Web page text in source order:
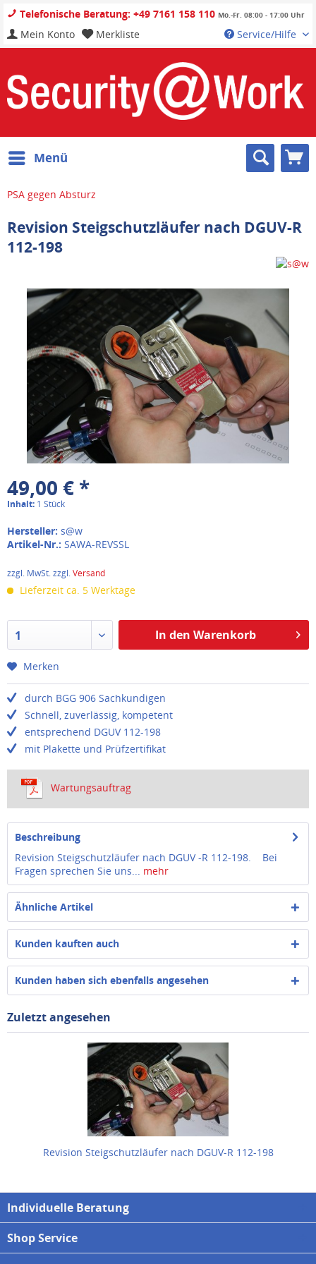
Telefonische Beratung: +49 7161 158 110 Mo.-Fr. 08:00 - 17:00 Uhr
Service/Hilfe
Mein Konto Merkliste
Menü
PSA gegen Absturz
Revision Steigschutzläufer nach DGUV-R
112-198
49,00 € *
Inhalt: 1 Stück
Hersteller: s@w
Artikel-Nr.: SAWA-REVSSL
zzgl. MwSt. zzgl.Versand
Lieferzeit ca. 5 Werktage
1 In den Warenkorb
Merken
durch BGG 906 Sachkundigen
Schnell, zuverlässig, kompetent
entsprechend DGUV 112-198
mit Plakette und Prüfzertifikat
Wartungsauftrag
Beschreibung
Revision Steigschutzläufer nach DGUV -R 112-198. Bei
Fragen sprechen Sie uns... mehr
Ähnliche Artikel
Kunden kauften auch
Kunden haben sich ebenfalls angesehen
Zuletzt angesehen
Revision Steigschutzläufer nach DGUV-R 112-198
Individuelle Beratung
Shop Service